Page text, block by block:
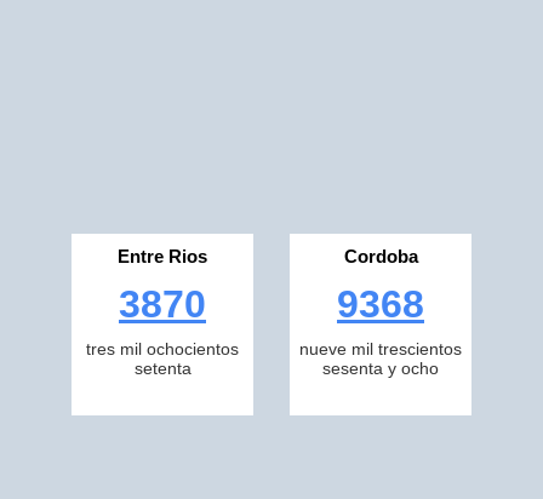
Entre Rios
3870
tres mil ochocientos
setenta
Cordoba
9368
nueve mil trescientos
sesenta y ocho